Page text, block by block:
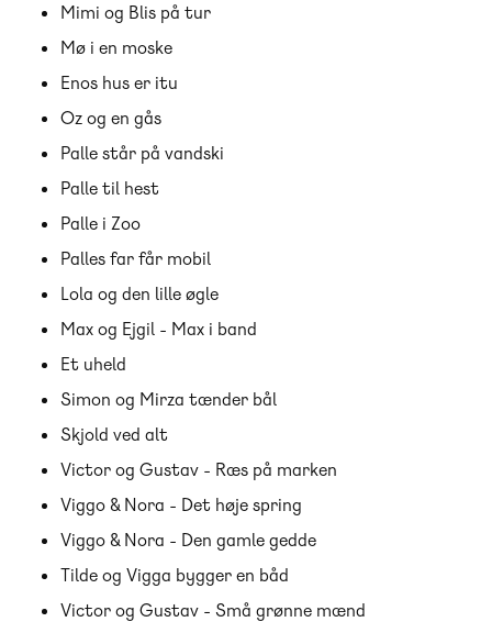
Mimi og Blis på tur
Mø i en moske
Enos hus er itu
Oz og en gås
Palle står på vandski
Palle til hest
Palle i Zoo
Palles far får mobil
Lola og den lille øgle
Max og Ejgil - Max i band
Et uheld
Simon og Mirza tænder bål
Skjold ved alt
Victor og Gustav - Ræs på marken
Viggo & Nora - Det høje spring
Viggo & Nora - Den gamle gedde
Tilde og Vigga bygger en båd
Victor og Gustav - Små grønne mænd